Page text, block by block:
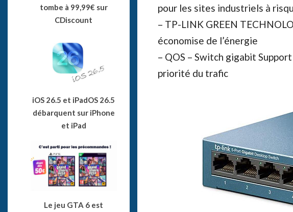
pour les sites industriels à
– TP-LINK GREEN
économise de l’énergie
– QOS – Switch gigabit
priorité du trafic
tombe à 99,99€ sur
CDiscount
iOS 26.5 et iPadOS 26.5
débarquent sur iPhone
et iPad
Le jeu GTA 6 est